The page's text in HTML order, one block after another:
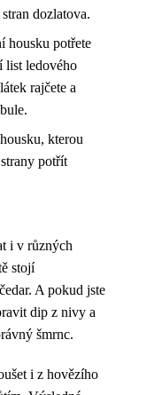
dozlatova.
housku potřete
list ledového
rajčete a
kterou
potřít
i v různých
stojí
A pokud jste
dip z nivy a
šmrnc.
i z hovězího